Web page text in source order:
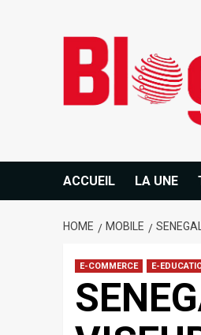
ACCUEIL LA UNE
HOME MOBILE
E-COMMERCE E-